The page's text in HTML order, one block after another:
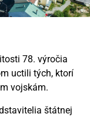
78. výročia
uctili tých, ktorí
vojskám.
štátnej